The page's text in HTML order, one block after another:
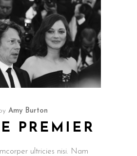
Amy Burton
PREMIER
ultricies nisi. Nam